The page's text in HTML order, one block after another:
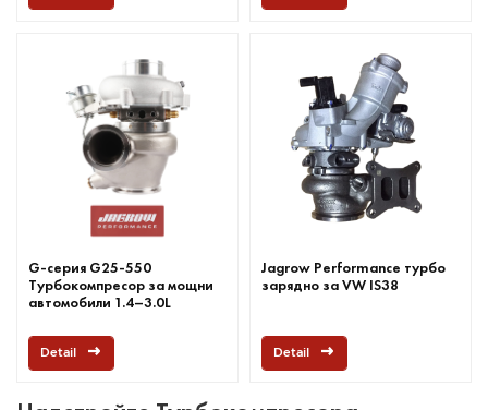
G-серия G25-550
Турбокомпресор за мощни
автомобили 1.4–3.0L
Detail
Jagrow Performance турбо
зарядно за VW IS38
Detail